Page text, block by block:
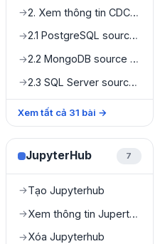
→ 2. Xem thông tin CDC Service
→ 2.1 PostgreSQL source connector
→ 2.2 MongoDB source connector
→ 2.3 SQL Server source connector
Xem tất cả 31 bài →
JupyterHub 7
→Tạo Jupyterhub
→ Xem thông tin JuperterHub
→Xóa Jupyterhub